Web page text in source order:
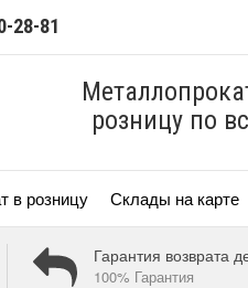
28-81
розницу по
в розницу Склады на карте
Гарантия возврата
100% Гарантия